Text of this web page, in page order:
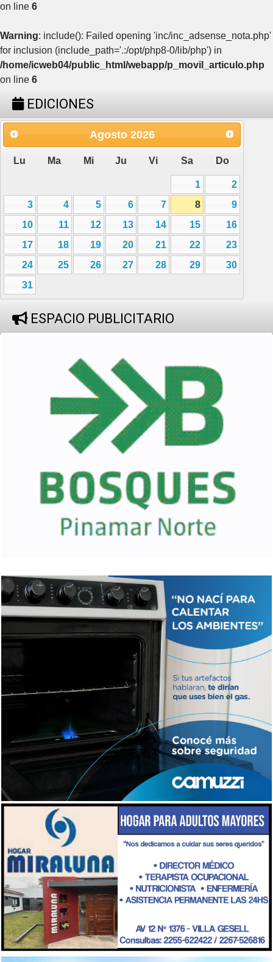
on line 6
Warning: include(): Failed opening 'inc/inc_adsense_nota.php'
for inclusion (include_path='.:/opt/php8-0/lib/php') in
/home/icweb04/public_html/webapp/p_movil_articulo.php
on line 6
EDICIONES
Agosto 2026
Lu Ma Mi Ju Vi Sa Do
1
2
3
4 5 6 7 8
9
10
11 12 13 14 15
16
17
18 19 20 21 22
23
24
25 26 27 28 29
30
31
ESPACIO PUBLICITARIO